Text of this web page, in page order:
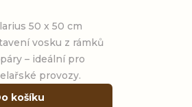
košíku
50 x 50 cm
vosku z rámků
– ideální pro
provozy.